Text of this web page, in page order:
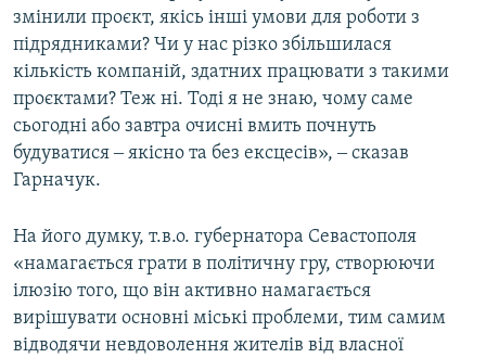
змінили проєкт, якісь інші умови для роботи з
підрядниками? Чи у нас різко збільшилася
кількість компаній, здатних працювати з такими
проєктами? Теж ні. Тоді я не знаю, чому саме
сьогодні або завтра очисні вмить почнуть
будуватися ‒ якісно та без ексцесів», ‒ сказав
Гарначук.
На його думку, т.в.о. губернатора Севастополя
«намагається грати в політичну гру, створюючи
ілюзію того, що він активно намагається
вирішувати основні міські проблеми, тим самим
відводячи невдоволення жителів від власної